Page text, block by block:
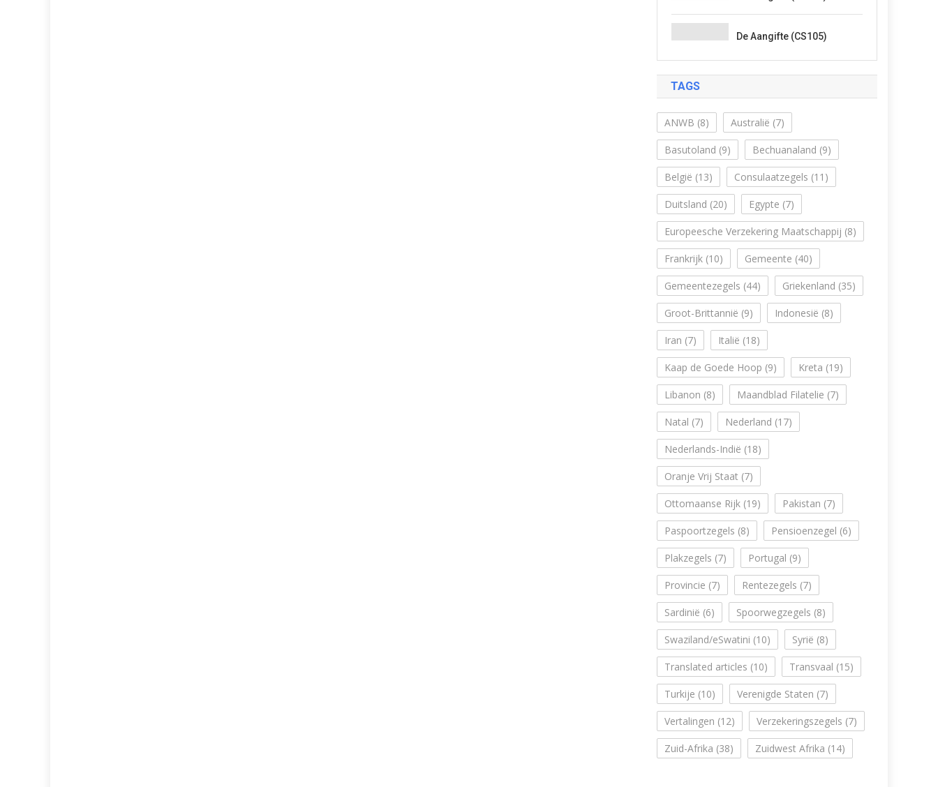
De Aangifte (CS105)
TAGS
ANWB (8) Australië (7)
Basutoland (9) Bechuanaland (9)
België (13) Consulaatzegels (11)
Duitsland (20) Egypte (7)
Europeesche Verzekering Maatschappij (8)
Frankrijk (10) Gemeente (40)
Gemeentezegels (44) Griekenland (35)
Groot-Brittannië (9) Indonesië (8)
Iran (7) Italië (18)
Kaap de Goede Hoop (9) Kreta (19)
Libanon (8) Maandblad Filatelie (7)
Natal (7) Nederland (17)
Nederlands-Indië (18)
Oranje Vrij Staat (7)
Ottomaanse Rijk (19) Pakistan (7)
Paspoortzegels (8) Pensioenzegel (6)
Plakzegels (7) Portugal (9)
Provincie (7) Rentezegels (7)
Sardinië (6) Spoorwegzegels (8)
Swaziland/eSwatini (10) Syrië (8)
Translated articles (10) Transvaal (15)
Turkije (10) Verenigde Staten (7)
Vertalingen (12) Verzekeringszegels (7)
Zuid-Afrika (38) Zuidwest Afrika (14)